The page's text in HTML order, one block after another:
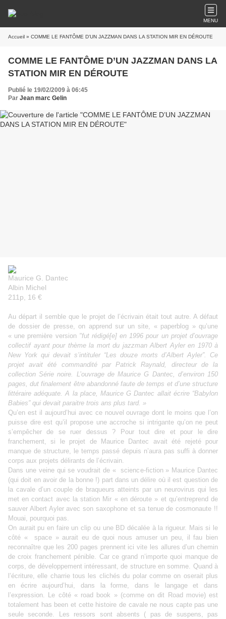
MENU
Accueil » COMME LE FANTÔME D’UN JAZZMAN DANS LA STATION MIR EN DÉROUTE
COMME LE FANTÔME D’UN JAZZMAN DANS LA
STATION MIR EN DÉROUTE
Publié le 19/02/2009 à 06:45
Par Jean marc Gelin
Maurice G. Dantec
Albin Michel
211p, 16 €
Au départ il semble que le projet de l’écrivain était tout autre. A défaut
de dossier de presse, on apprend sur un site, « paperblog » qu’une
« une première version "fut rédigé[e] en 1996 pour un projet d’ouvrage
collectif ayant pour thème la mort du jazzman Albert Ayler en 1970 à
New York qui devait s’intituler “Les douze morts d’Albert Ayler”. Ce
projet avait été commandité par Patrick Raynald, directeur de la
collection Série noire. L’ouvrage de Maurice G Dantec, d’environ 150
pages, dut finalement être abandonné faute de temps et d’une structure
littéraire adéquate. A la place, Maurice G Dantec allait écrire “Babylon
Babies” qui devait paraitre trois ans plus tard. »
Qu’en est il aujourd’hui avec ce nouvel ouvrage dont le moins que l’on
puisse dire est qu’il propose une accroche si intrigante qu’on ne peut
s’empêcher de se ruer dessus ? Pour tout dire et pour le dire
franchement, si le projet de Maurice Dantec avait été rejeté pour
manque de structure, le temps passé depuis n’aura pas suffi à donner
corps aux projets délirants de l’écrivain.
Dans une veine qui se voudrait de « science-fiction » Maurice Dantec
(qui doit en avoir de la bonne !) part dans un délire où il est question de
la cavale d’un couple de braqueurs atteints par un neurovirus qui les
met en contact avec la station Mir « en déroute » et qu’entreprend de
sauver Albert Ayler avec son saxophone et sa tenue de cosmonaute !!
Mouai, pourquoi pas.
On aurait pu en faire un clip ou une BD décalée à la rigueur. Mais si le
côté « space » aurait eu de quoi nous amuser un peu, il fau bien
reconnaître que les 200 pages prennent ici vite les allures d’un chemin
de croix franchement pénible. Car ce grand n’importe quoi manque de
corps, de développement intéressant, de structure en somme. Quand à
l’écriture, elle charrie tous les clichés du polar comme on oserait plus
en écrire aujourd’hui, dans la forme, dans le langage et dans
l’expression. Le côté « road book » (comme on dit Road movie) est
totalement has been et cette histoire de cavale ne nous capte pas une
seule seconde. Les ressors sont absents ( pas de suspens, pas